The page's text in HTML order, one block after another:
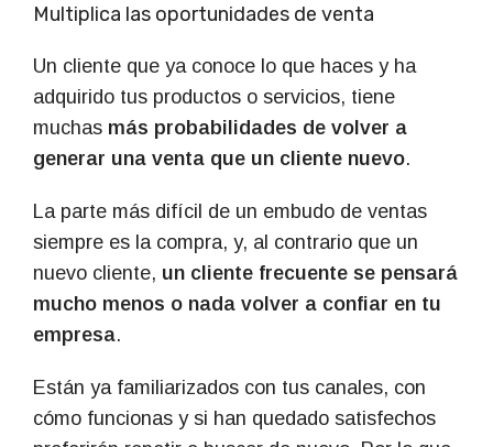
Multiplica las oportunidades de venta
Un cliente que ya conoce lo que haces y ha
adquirido tus productos o servicios, tiene
muchas más probabilidades de volver a
generar una venta que un cliente nuevo.
La parte más difícil de un embudo de ventas
siempre es la compra, y, al contrario que un
nuevo cliente, un cliente frecuente se pensará
mucho menos o nada volver a confiar en tu
empresa.
Están ya familiarizados con tus canales, con
cómo funcionas y si han quedado satisfechos